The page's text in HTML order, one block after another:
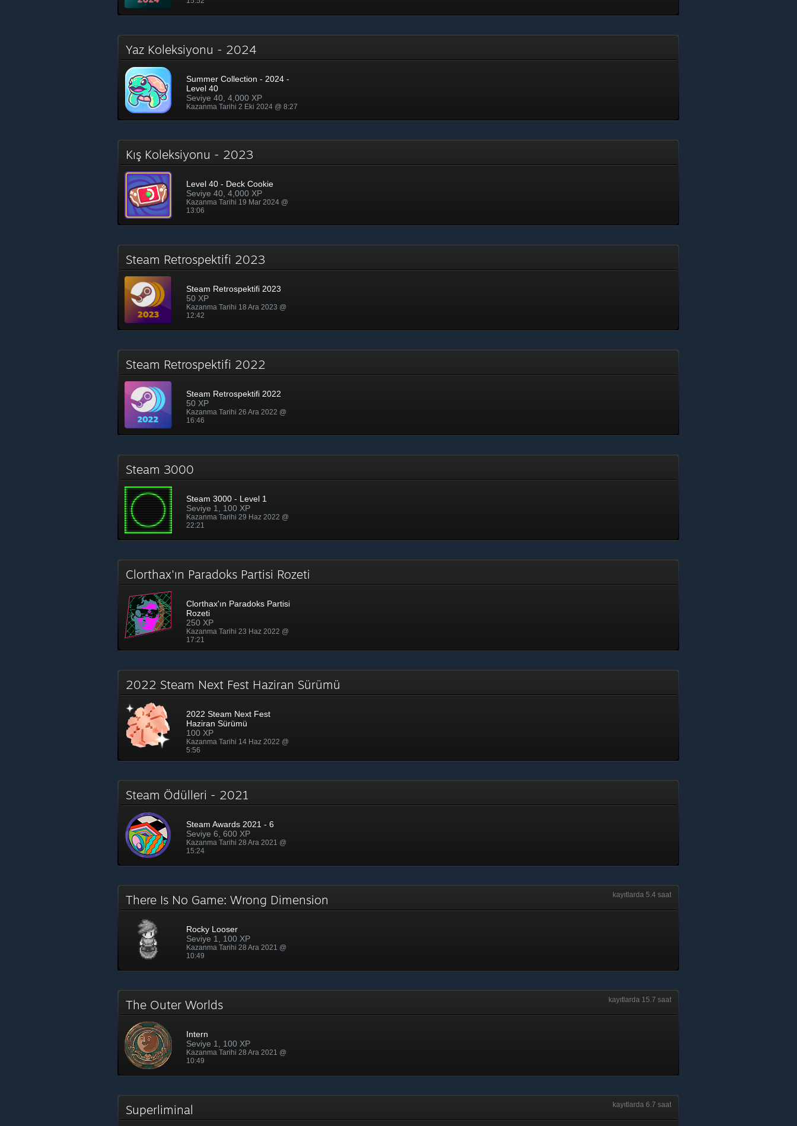
Yaz Koleksiyonu - 2024
Summer Collection - 2024 -
Level 40
Seviye 40, 4,000 XP
Kazanma Tarihi 2 Eki 2024 @ 8:27
Kış Koleksiyonu - 2023
Level 40 - Deck Cookie
Seviye 40, 4,000 XP
Kazanma Tarihi 19 Mar 2024 @
13:06
Steam Retrospektifi 2023
Steam Retrospektifi 2023
50 XP
Kazanma Tarihi 18 Ara 2023 @
12:42
Steam Retrospektifi 2022
Steam Retrospektifi 2022
50 XP
Kazanma Tarihi 26 Ara 2022 @
16:46
Steam 3000
Steam 3000 - Level 1
Seviye 1, 100 XP
Kazanma Tarihi 29 Haz 2022 @
22:21
Clorthax'ın Paradoks Partisi Rozeti
Clorthax'ın Paradoks Partisi
Rozeti
250 XP
Kazanma Tarihi 23 Haz 2022 @
17:21
2022 Steam Next Fest Haziran Sürümü
2022 Steam Next Fest
Haziran Sürümü
100 XP
Kazanma Tarihi 14 Haz 2022 @
5:56
Steam Ödülleri - 2021
Steam Awards 2021 - 6
Seviye 6, 600 XP
Kazanma Tarihi 28 Ara 2021 @
15:24
kayıtlarda 5.4 saat
There Is No Game: Wrong Dimension
Rocky Looser
Seviye 1, 100 XP
Kazanma Tarihi 28 Ara 2021 @
10:49
kayıtlarda 15.7 saat
The Outer Worlds
Intern
Seviye 1, 100 XP
Kazanma Tarihi 28 Ara 2021 @
10:49
kayıtlarda 6.7 saat
Superliminal